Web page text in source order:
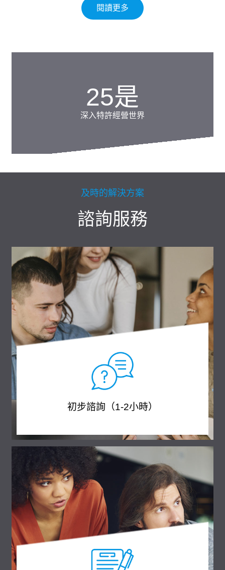
閱讀更多
深入特許經營世界
25是
及時的解決方案
諮詢服務
初步諮詢（1-2小時）